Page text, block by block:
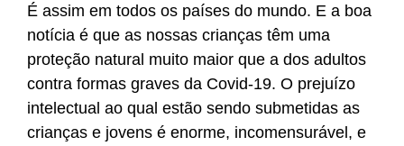
É assim em todos os países do mundo. E a boa
notícia é que as nossas crianças têm uma
proteção natural muito maior que a dos adultos
contra formas graves da Covid-19. O prejuízo
intelectual ao qual estão sendo submetidas as
crianças e jovens é enorme, incomensurável, e